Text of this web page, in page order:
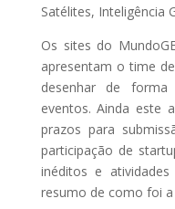
Satélites, Inteligência
Os sites do
apresentam o time
desenhar de
eventos. Ainda este
prazos para
participação de
inéditos e
resumo de como foi